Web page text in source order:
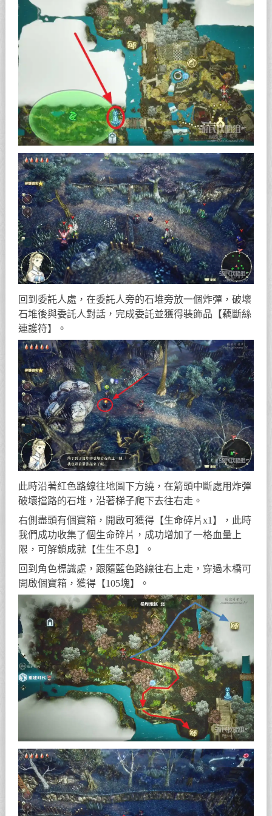
回到委託人處，在委託人旁的石堆旁放一個炸彈，破壞
石堆後與委託人對話，完成委託並獲得裝飾品【藕斷絲
連護符】。
此時沿著紅色路線往地圖下方繞，在箭頭中斷處用炸彈
破壞擋路的石堆，沿著梯子爬下去往右走。
右側盡頭有個寶箱，開啟可獲得【生命碎片x1】，此時
我們成功收集了個生命碎片，成功增加了一格血量上
限，可解鎖成就【生生不息】。
回到角色標識處，跟隨藍色路線往右上走，穿過木橋可
開啟個寶箱，獲得【105塊】。